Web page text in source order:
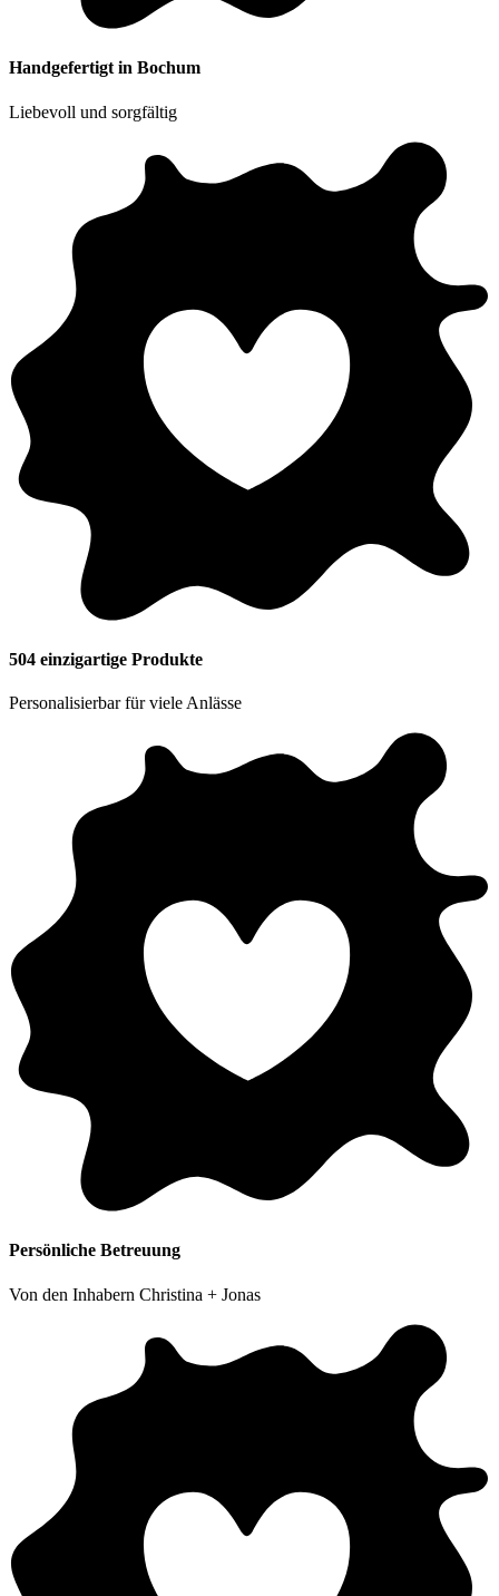
Handgefertigt in Bochum
Liebevoll und sorgfältig
504 einzigartige Produkte
Personalisierbar für viele Anlässe
Persönliche Betreuung
Von den Inhabern Christina + Jonas